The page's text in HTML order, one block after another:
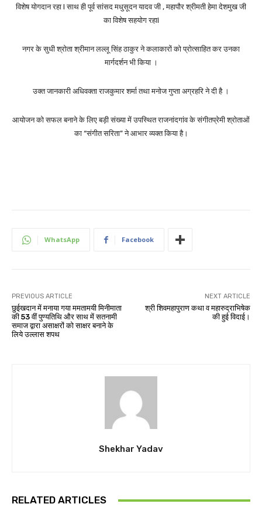
विशेष योगदान रहा l साथ ही पूर्व सांसद मधुसूदन यादव जी , महापौर श्रीमती हेमा देशमुख जी
का विशेष सहयोग रहाl
नगर के सुधी श्रोता श्रीमान लल्लू सिंह ठाकुर ने कलाकारों को प्रोत्साहित कर उनका
मार्गदर्शन भी किया ।
उक्त जानकारी अधिवक्ता राजकुमार शर्मा तथा मनोज गुप्ता अग्रहरि ने दी है ।
आयोजन को सफल बनाने के लिए बड़ी संख्या में उपस्थित राजनांदगांव के संगीतप्रेमी श्रोताओं
का “संगीत सरिता” ने आभार व्यक्त किया है।
WhatsApp Facebook
PREVIOUS ARTICLE
छुईखदान में मनाया गया ममतामयी मिनीमाता
की 53 वीं पुण्यतिथि और साथ में सतनामी
समाज द्वारा असाक्षरों को साक्षर बनाने के
लिये उल्लास शपथ
NEXT ARTICLE
श्री शिवमहापुराण कथा व महारुद्राभिषेक
की हुई विदाई।
Shekhar Yadav
RELATED ARTICLES